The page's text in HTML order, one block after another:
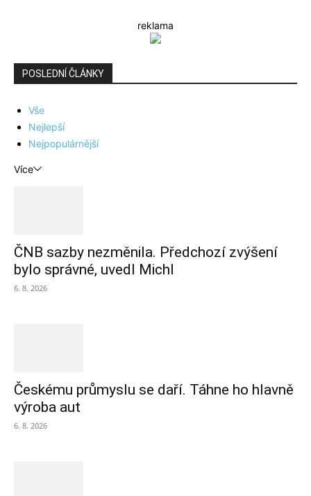
reklama
POSLEDNÍ ČLÁNKY
Vše
Nejlepší
Nejpopulárnější
Více
ČNB sazby nezměnila. Předchozí zvýšení
bylo správné, uvedl Michl
6. 8. 2026
Českému průmyslu se daří. Táhne ho hlavně
výroba aut
6. 8. 2026